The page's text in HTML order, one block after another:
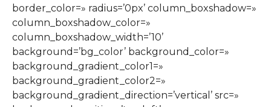
border_color=» radius=’0px’ column_boxshadow=»
column_boxshadow_color=»
column_boxshadow_width=’10’
background=’bg_color’ background_color=»
background_gradient_color1=»
background_gradient_color2=»
background_gradient_direction=’vertical’ src=»